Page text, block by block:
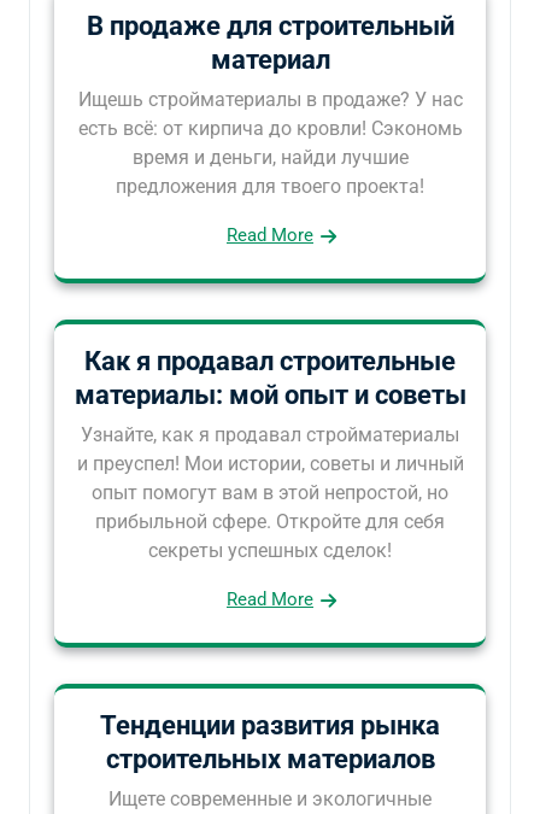
В продаже для строительный
материал
Ищешь стройматериалы в продаже? У нас
есть всё: от кирпича до кровли! Сэкономь
время и деньги, найди лучшие
предложения для твоего проекта!
Read More
Как я продавал строительные
материалы: мой опыт и советы
Узнайте, как я продавал стройматериалы
и преуспел! Мои истории, советы и личный
опыт помогут вам в этой непростой, но
прибыльной сфере. Откройте для себя
секреты успешных сделок!
Read More
Тенденции развития рынка
строительных материалов
Ищете современные и экологичные